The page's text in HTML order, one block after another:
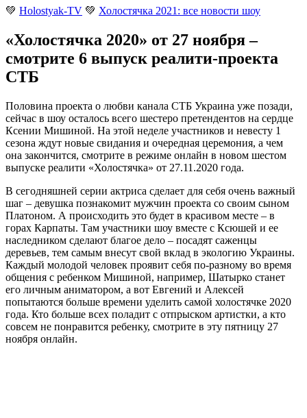
💚 Holostyak-TV 💚 Холостячка 2021: все новости шоу
«Холостячка 2020» от 27 ноября –
смотрите 6 выпуск реалити-проекта
СТБ
Половина проекта о любви канала СТБ Украина уже позади,
сейчас в шоу осталось всего шестеро претендентов на сердце
Ксении Мишиной. На этой неделе участников и невесту 1
сезона ждут новые свидания и очередная церемония, а чем
она закончится, смотрите в режиме онлайн в новом шестом
выпуске реалити «Холостячка» от 27.11.2020 года.
В сегодняшней серии актриса сделает для себя очень важный
шаг – девушка познакомит мужчин проекта со своим сыном
Платоном. А происходить это будет в красивом месте – в
горах Карпаты. Там участники шоу вместе с Ксюшей и ее
наследником сделают благое дело – посадят саженцы
деревьев, тем самым внесут свой вклад в экологию Украины.
Каждый молодой человек проявит себя по-разному во время
общения с ребенком Мишиной, например, Шатырко станет
его личным аниматором, а вот Евгений и Алексей
попытаются больше времени уделить самой холостячке 2020
года. Кто больше всех поладит с отпрыском артистки, а кто
совсем не понравится ребенку, смотрите в эту пятницу 27
ноября онлайн.